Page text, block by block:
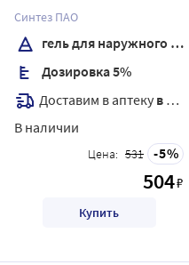
применения 100 гр
Синтез ПАО
гель для наружного применения
Дозировка 5%
Доставим в аптеку в течение 7 дней
В наличии
Цена: 531 5
504₽
Купить